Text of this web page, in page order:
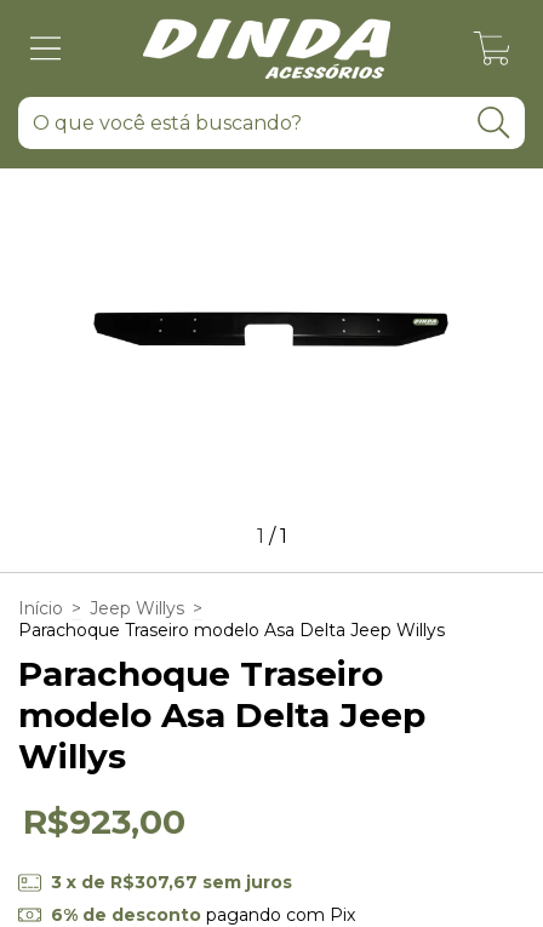
1 /1
Início > Jeep Willys >
Parachoque Traseiro modelo Asa Delta Jeep Willys
Parachoque Traseiro
modelo Asa Delta Jeep
Willys
R$923,00
3 x de R$307,67 sem juros
6% de descontopagando com Pix